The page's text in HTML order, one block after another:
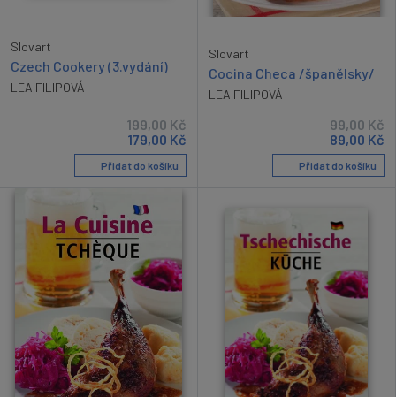
Slovart
Czech Cookery (3.vydání)
LEA FILIPOVÁ
199,00Kč
179,00 Kč
Přidat do košíku
Slovart
Cocina Checa /španělsky/
LEA FILIPOVÁ
99,00Kč
89,00 Kč
Přidat do košíku